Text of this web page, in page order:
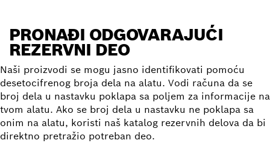
PRONAĐI ODGOVARAJUĆI
REZERVNI DEO
Naši proizvodi se mogu jasno identifikovati pomoću
desetocifrenog broja dela na alatu. Vodi računa da se
broj dela u nastavku poklapa sa poljem za informacije na
tvom alatu. Ako se broj dela u nastavku ne poklapa sa
onim na alatu, koristi naš katalog rezervnih delova da bi
direktno pretražio potreban deo.